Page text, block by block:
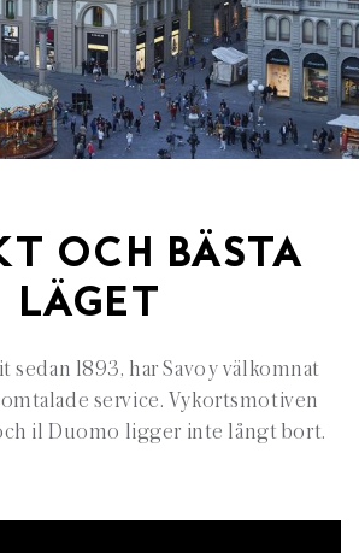
OCH BÄSTA
LÄGET
sedan 1893, har Savoy välkomnat
service. Vykortsmotiven
il Duomo ligger inte långt bort.